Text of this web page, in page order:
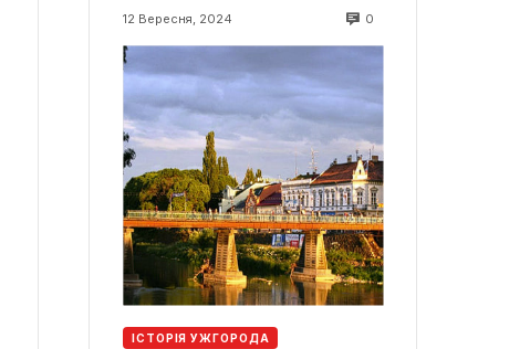
12 Вересня, 2024 0
ІСТОРІЯ УЖГОРОДА